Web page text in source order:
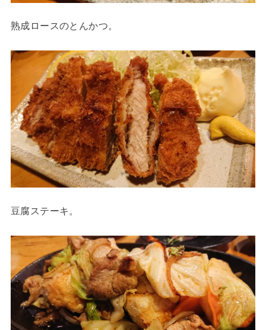
熟成ロースのとんかつ。
豆腐ステーキ。